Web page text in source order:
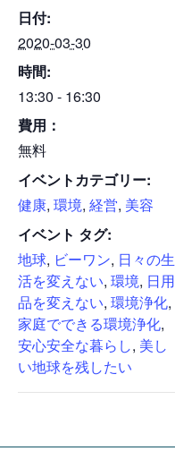
日付:
2020-03-30
時間:
13:30 - 16:30
費用：
無料
イベントカテゴリー:
健康, 環境, 経営, 美容
イベント タグ:
地球, ビーワン, 日々の生
活を変えない, 環境, 日用
品を変えない, 環境浄化,
家庭でできる環境浄化,
安心安全な暮らし, 美し
い地球を残したい